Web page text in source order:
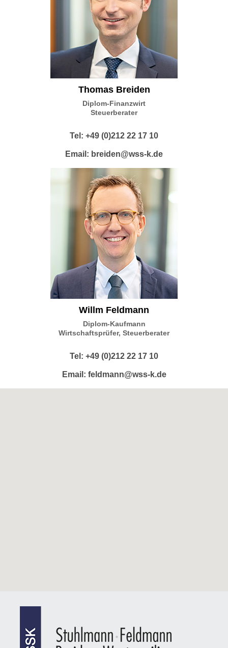
Thomas Breiden
Diplom-Finanzwirt
Steuerberater
Tel: +49 (0)212 22 17 10
Email: breiden@wss-k.de
Willm Feldmann
Diplom-Kaufmann
Wirtschaftsprüfer, Steuerberater
Tel: +49 (0)212 22 17 10
Email: feldmann@wss-k.de